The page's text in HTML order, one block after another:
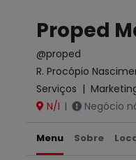
Proped
@proped
R. Procópio
Serviços |
N/I | Negócio
Menu Sobre